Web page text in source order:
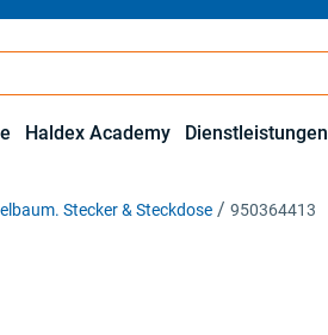
Haldex Academy Dienstleistungen
Stecker & Steckdose 950364413